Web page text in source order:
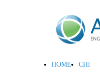
HOME CHI